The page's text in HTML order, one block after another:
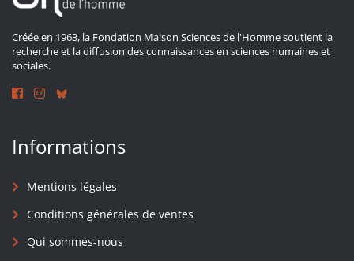
Créée en 1963, la Fondation Maison Sciences de l'Homme soutient la
recherche et la diffusion des connaissances en sciences humaines et
sociales.
Informations
Mentions légales
Conditions générales de ventes
Qui sommes-nous